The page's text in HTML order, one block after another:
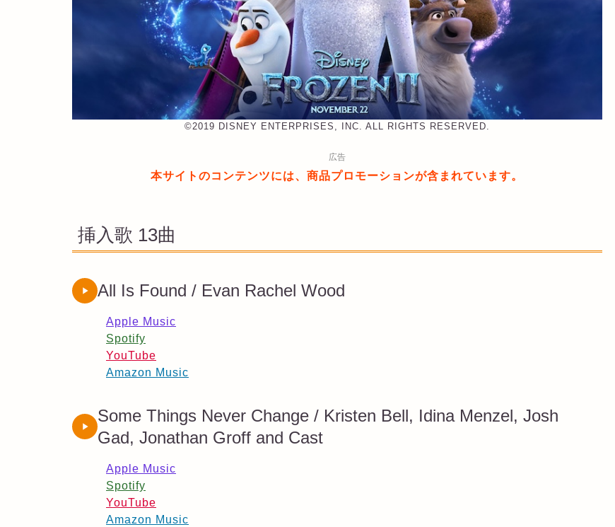
©︎2019 DISNEY ENTERPRISES, INC. ALL RIGHTS RESERVED.
広告
本サイトのコンテンツには、商品プロモーションが含まれています。
挿入歌 13曲
All Is Found / Evan Rachel Wood
Apple Music
Spotify
YouTube
Amazon Music
Some Things Never Change / Kristen Bell, Idina Menzel, Josh
Gad, Jonathan Groff and Cast
Apple Music
Spotify
YouTube
Amazon Music